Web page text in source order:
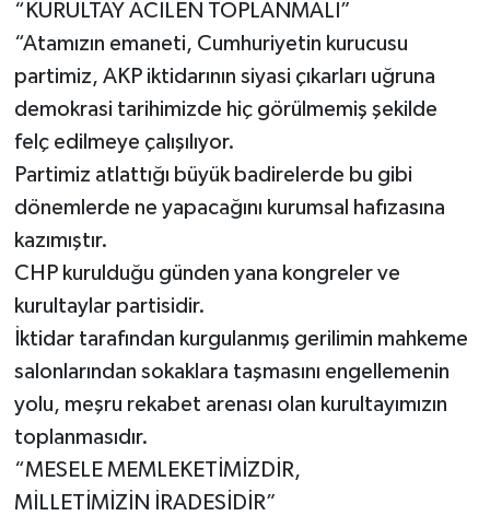
“KURULTAY ACİLEN TOPLANMALI”
“Atamızın emaneti, Cumhuriyetin kurucusu
partimiz, AKP iktidarının siyasi çıkarları uğruna
demokrasi tarihimizde hiç görülmemiş şekilde
felç edilmeye çalışılıyor.
Partimiz atlattığı büyük badirelerde bu gibi
dönemlerde ne yapacağını kurumsal hafızasına
kazımıştır.
CHP kurulduğu günden yana kongreler ve
kurultaylar partisidir.
İktidar tarafından kurgulanmış gerilimin mahkeme
salonlarından sokaklara taşmasını engellemenin
yolu, meşru rekabet arenası olan kurultayımızın
toplanmasıdır.
“MESELE MEMLEKETİMİZDİR,
MİLLETİMİZİN İRADESİDİR”